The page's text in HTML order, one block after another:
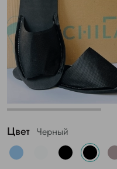
Цвет Черный